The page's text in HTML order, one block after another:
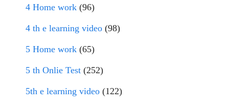
4 Home work (96)
4 th e learning video (98)
5 Home work (65)
5 th Onlie Test (252)
5th e learning video (122)